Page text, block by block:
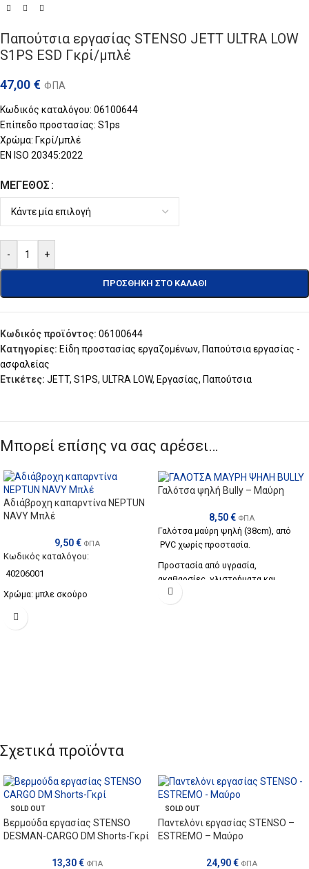
Παπούτσια εργασίας STENSO JETT ULTRA LOW
S1PS ESD Γκρί/μπλέ
47,00 € ΦΠΑ
Κωδικός καταλόγου: 06100644
Επίπεδο προστασίας: S1ps
Χρώμα: Γκρί/μπλέ
ΕΝ ISO 20345:2022
ΜΈΓΕΘΟΣ
- +
ΠΡΟΣΘΉΚΗ ΣΤΟ ΚΑΛΆΘΙ
Κωδικός προϊόντος: 06100644
Κατηγορίες: Είδη προστασίας εργαζομένων, Παπούτσια εργασίας -
ασφαλείας
Ετικέτες: JETT, S1PS, ULTRA LOW, Εργασίας, Παπούτσια
Μπορεί επίσης να σας αρέσει…
Αδιάβροχη καπαρντίνα NEPTUN
NAVY Μπλέ
9,50€ ΦΠΑ
Κωδικός καταλόγου:
40206001
Χρώμα: μπλε σκούρο
Γαλότσα ψηλή Bully – Μαύρη
8,50€ ΦΠΑ
Γαλότσα μαύρη ψηλή (38cm), από
PVC χωρίς προστασία.
Προστασία από υγρασία,
ακαθαρσίες, γλιστρήματα και
ελαφριάς μορφής μηχανικούς
κινδύνους.
Σχετικά προϊόντα
SOLD OUT
Βερμούδα εργασίας STENSO
DESMAN-CARGO DM Shorts-Γκρί
13,30€ ΦΠΑ
SOLD OUT
Παντελόνι εργασίας STENSO –
ESTREMO – Μαύρο
24,90€ ΦΠΑ